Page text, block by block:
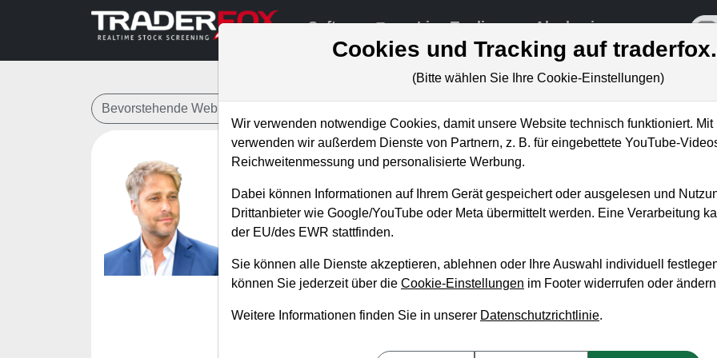
Software Live-Trading Akademie
Bevorstehende Webinare
Bei welchen KI-Aktien wird uns für
positionieren!
Referent:Simon Betschinger
Wir haben in den letzten Wochen 3 neue KI-Aktien gekauft. Wir setzen nun
Künstliche Intelligenz-Revolution. Der PC- und Smartphone-Markt steht vor
Chips eine gewaltige Erneuerungswelle auslösen werden. Haushalte und
Cookies und Tracking auf
(Bitte wählen Sie Ihre Cookie-Einstellungen)
Wir verwenden notwendige Cookies, damit unsere Website technisch funktioniert.
verwenden wir außerdem Dienste von Partnern, z. B. für eingebettete YouTube-
Reichweitenmessung und personalisierte Werbung.
Dabei können Informationen auf Ihrem Gerät gespeichert oder ausgelesen und
Drittanbieter wie Google/YouTube oder Meta übermittelt werden. Eine Verarbeitung
der EU/des EWR stattfinden.
Sie können alle Dienste akzeptieren, ablehnen oder Ihre Auswahl individuell
können Sie jederzeit über die Cookie-Einstellungen im Footer widerrufen oder
Weitere Informationen finden Sie in unserer Datenschutzrichtlinie.